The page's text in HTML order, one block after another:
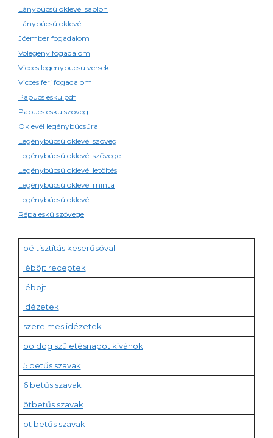
Lánybúcsú oklevél sablon
Lánybúcsú oklevél
Jóember fogadalom
Volegeny fogadalom
Vicces legenybucsu versek
Vicces ferj fogadalom
Papucs esku pdf
Papucs esku szoveg
Oklevél legénybúcsúra
Legénybúcsú oklevél szöveg
Legénybúcsú oklevél szövege
Legénybúcsú oklevél letöltés
Legénybúcsú oklevél minta
Legénybúcsú oklevél
Répa eskü szövege
béltisztítás keserűsóval
léböjt receptek
léböjt
idézetek
szerelmes idézetek
boldog születésnapot kívánok
5 betűs szavak
6 betűs szavak
ötbetűs szavak
öt betűs szavak